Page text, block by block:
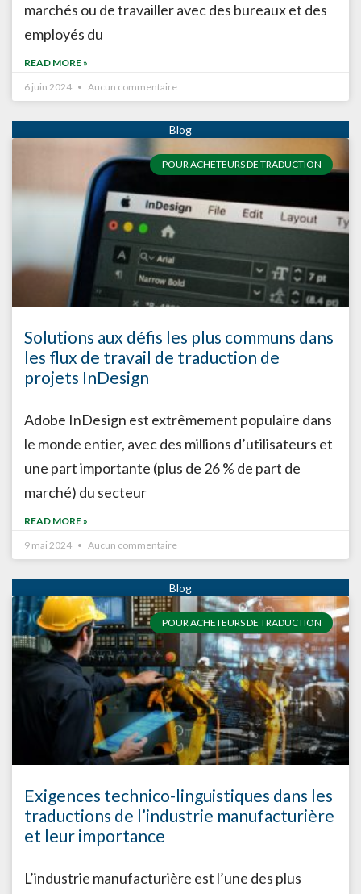
marchés ou de travailler avec des bureaux et des
employés du
READ MORE »
6 juin 2024
Aucun commentaire
POUR ACHETEURS DE TRADUCTION
Solutions aux défis les plus communs dans
les flux de travail de traduction de
projets InDesign
Adobe InDesign est extrêmement populaire dans
le monde entier, avec des millions d’utilisateurs et
une part importante (plus de 26 % de part de
marché) du secteur
READ MORE »
9 mai 2024
Aucun commentaire
POUR ACHETEURS DE TRADUCTION
Exigences technico-linguistiques dans les
traductions de l’industrie manufacturière
et leur importance
L’industrie manufacturière est l’une des plus